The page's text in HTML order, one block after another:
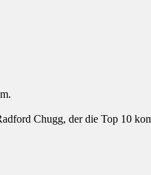
Chugg, der die Top 10